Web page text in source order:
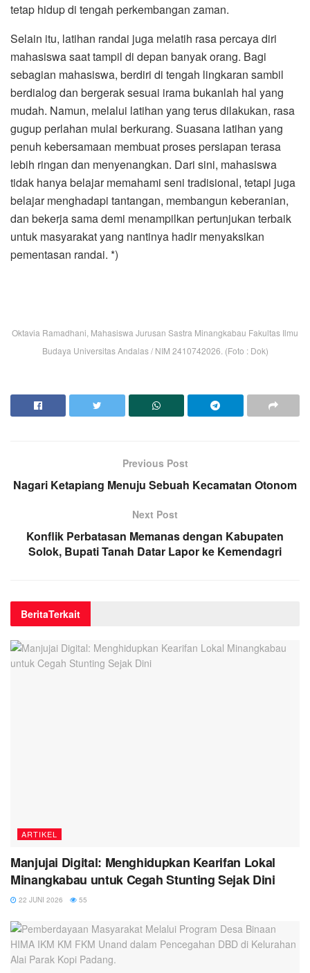
tetap hidup di tengah perkembangan zaman.
Selain itu, latihan randai juga melatih rasa percaya diri
mahasiswa saat tampil di depan banyak orang. Bagi
sebagian mahasiswa, berdiri di tengah lingkaran sambil
berdialog dan bergerak sesuai irama bukanlah hal yang
mudah. Namun, melalui latihan yang terus dilakukan, rasa
gugup perlahan mulai berkurang. Suasana latihan yang
penuh kebersamaan membuat proses persiapan terasa
lebih ringan dan menyenangkan. Dari sini, mahasiswa
tidak hanya belajar memahami seni tradisional, tetapi juga
belajar menghadapi tantangan, membangun keberanian,
dan bekerja sama demi menampilkan pertunjukan terbaik
untuk masyarakat yang nantinya hadir menyaksikan
pementasan randai. *)
Oktavia Ramadhani, Mahasiswa Jurusan Sastra Minangkabau Fakultas Ilmu
Budaya Universitas Andalas / NIM 2410742026. (Foto : Dok)
Previous Post
Nagari Ketapiang Menuju Sebuah Kecamatan Otonom
Next Post
Konflik Perbatasan Memanas dengan Kabupaten
Solok, Bupati Tanah Datar Lapor ke Kemendagri
BeritaTerkait
ARTIKEL
Manjujai Digital: Menghidupkan Kearifan Lokal
Minangkabau untuk Cegah Stunting Sejak Dini
22 JUNI 2026 55